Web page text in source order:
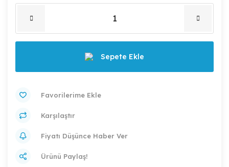
Sepete Ekle
Karşılaştır
Fiyatı Düşünce Haber Ver
Ürünü Paylaş!